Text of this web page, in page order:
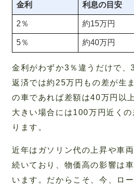
金利 利息の目安
2％ 約15万円
5％ 約40万円
金利がわずか3％違うだけで
返済では約25万円もの差が生
の車であれば差額は40万円以
大きい場合には100万円近く
ります。
近年はガソリン代の上昇や車
続いており、物価高の影響は
います。だからこそ、今、ロ